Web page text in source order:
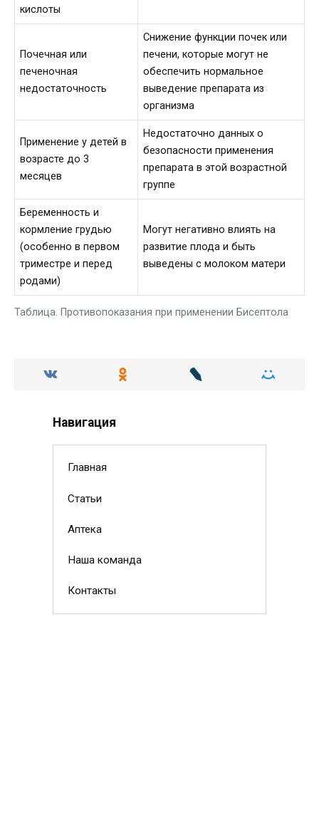
Таблица. Противопоказания при применении Бисептола
кислоты
Почечная или
печеночная
недостаточность
Снижение функции почек или
печени, которые могут не
обеспечить нормальное
выведение препарата из
организма
Применение у детей в
возрасте до 3
месяцев
Недостаточно данных о
безопасности применения
препарата в этой возрастной
группе
Беременность и
кормление грудью
(особенно в первом
триместре и перед
родами)
Могут негативно влиять на
развитие плода и быть
выведены с молоком матери
Навигация
Главная
Статьи
Аптека
Наша команда
Контакты